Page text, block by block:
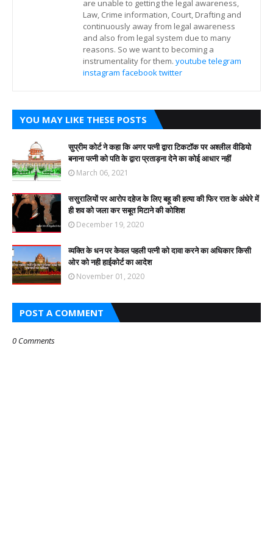
are unable to getting the legal awareness,
Law, Crime information, Court, Drafting and
continuously away from legal awareness
and also from legal system due to many
reasons. So we want to becoming a
instrumentality for them. youtube telegram
instagram facebooktwitter
YOU MAY LIKE THESE POSTS
सुप्रीम कोर्ट ने कहा कि अगर पत्नी द्वारा टिकटॉक पर अश्लील वीडियो
बनाना पत्नी को पति के द्वारा प्रताड़ना देने का कोई आधार नहीं
March 06, 2021
ससुरालियों पर आरोप दहेज के लिए बहू की हत्या की फिर रात के अंधेरे में
ही शव को जला कर सबूत मिटाने की कोशिश
December 19, 2020
व्यक्ति के धन पर केवल पहली पत्नी को दावा करने का अधिकार किसी
ओर को नही हाईकोर्ट का आदेश
November 01, 2020
POST A COMMENT
0 Comments